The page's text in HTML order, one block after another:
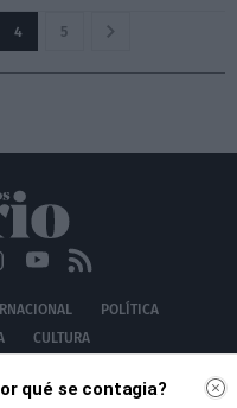
4 5
POLÍTICA
CULTURA
qué se contagia?